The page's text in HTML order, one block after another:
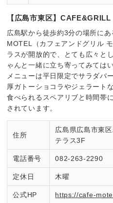
【広島市東区】
広島駅から徒歩約3分の場所に
MOTEL（カフェアンドグリル
ラスが開放的で、とても広々と
ゃんと一緒に立ち寄ってみては
メニューは平日限定でサラダバ
厚ガトーショコラやジェラート
食べられるスペアリブと時間帯
されています。
住所
広島県広島市東
テラス3F
電話番号 082-263-2290
定休日 木曜
公式HP https://cafe-